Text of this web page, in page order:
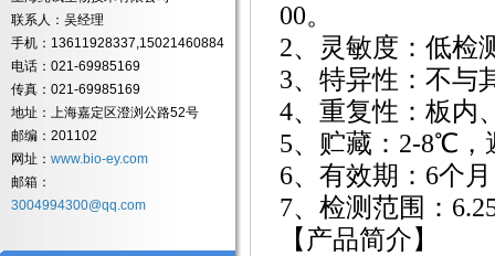
联系人：吴经理
手机：13611928337,15021460884
电话：021-69985169
传真：021-69985169
地址：上海嘉定区澄浏公路52号
邮编：201102
网址： www.bio-ey.com
邮箱：
3004994300@qq.com
00。
2、灵敏度：低检
3、特异性：不与
4、重复性：板内
5、贮藏：2-8℃，
6、有效期：6个月
7、检测范围：
【产品简介】